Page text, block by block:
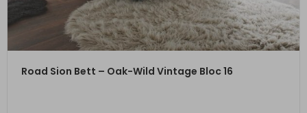
ZUM PRODUKT
Road Sion Bett – Oak-Wild Vintage Bloc 16